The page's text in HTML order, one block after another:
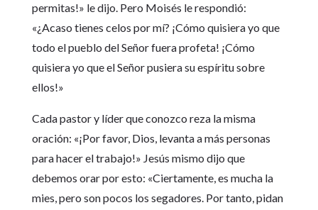
permitas!» le dijo. Pero Moisés le respondió:
«¿Acaso tienes celos por mí? ¡Cómo quisiera yo que
todo el pueblo del Señor fuera profeta! ¡Cómo
quisiera yo que el Señor pusiera su espíritu sobre
ellos!»
Cada pastor y líder que conozco reza la misma
oración: «¡Por favor, Dios, levanta a más personas
para hacer el trabajo!» Jesús mismo dijo que
debemos orar por esto: «Ciertamente, es mucha la
mies, pero son pocos los segadores. Por tanto, pidan